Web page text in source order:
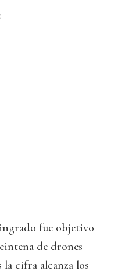
fue objetivo
de drones
cifra alcanza los